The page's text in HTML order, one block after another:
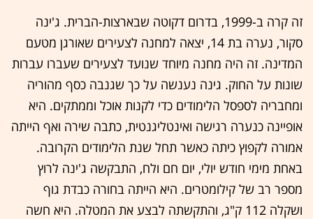
זה קרה ב-1999, בדרום דקוטה שבארצות-הברית. ג'ינה
סקור, נערה בת 14, יצאה למחנה לצעירים שאורגן מטעם
המדינה. זה היה מחנה מיוחד שנועד לצעירים שעברו עברות
שונות על החוק. גינה נענשה על כך שגנבה כסף מהוריה
ומחבריה לספסל הלימודים כדי לקנות אוכל וממתקים. היא
אופיינה כנערה רגישה ואינטליגנטית, כתבה שירה ואף הייתה
אמורה לקפוץ כיתה כאשר תחל שנת הלימודים הקרובה.
באחת מימי חודש יולי, יום חם ולח, התבקשה ג'ינה לרוץ
מספר רב של קילומטרים. היא הייתה בחורה כבדת גוף
ושקלה 112 ק"ג, והתקשתה לבצע את המטלה. היא חשה